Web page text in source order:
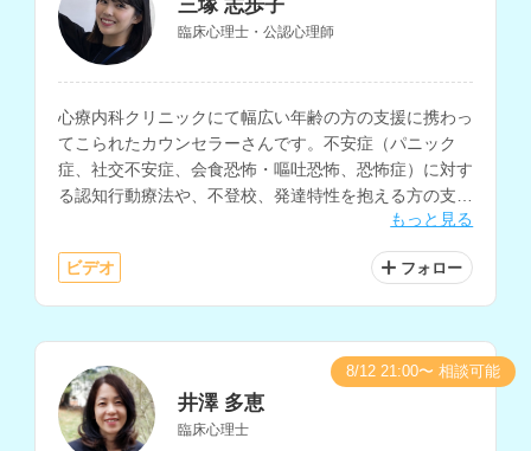
三塚 志歩子
臨床心理士・公認心理師
心療内科クリニックにて幅広い年齢の方の支援に携わっ
てこられたカウンセラーさんです。不安症（パニック
症、社交不安症、会食恐怖・嘔吐恐怖、恐怖症）に対す
る認知行動療法や、不登校、発達特性を抱える方の支
援、マインドフルネスに関する支援などに対応されてい
ます。
もっと見る
ビデオ フォロー
井澤 多恵
臨床心理士
8/12 21:00〜 相談可能